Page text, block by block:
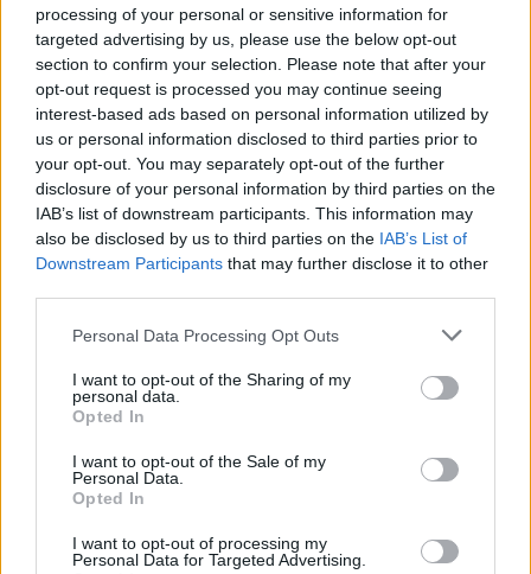
processing of your personal or sensitive information for
targeted advertising by us, please use the below opt-out
section to confirm your selection. Please note that after your
opt-out request is processed you may continue seeing
interest-based ads based on personal information utilized by
us or personal information disclosed to third parties prior to
your opt-out. You may separately opt-out of the further
disclosure of your personal information by third parties on the
IAB’s list of downstream participants. This information may
also be disclosed by us to third parties on the IAB’s List of
Downstream Participants that may further disclose it to other
Personal Data Processing Opt Outs
I want to opt-out of the Sharing of my
personal data.
Opted In
I want to opt-out of the Sale of my
Personal Data.
Opted In
I want to opt-out of processing my
Personal Data for Targeted Advertising.
Ha elmúlik az aszályos időszak, akkor is szem előtt kell(ene)
tartanunk ezeket a döntéseket.
Miért viseli meg az embert a hőség
és mit tehetünk ellene?
EGÉSZSÉGÜNK
Csillaghullás, napfogyatkozás:
nézni
ÉLŐ BOLYGÓNK